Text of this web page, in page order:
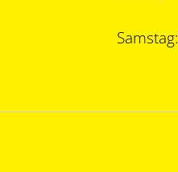
Samstag: